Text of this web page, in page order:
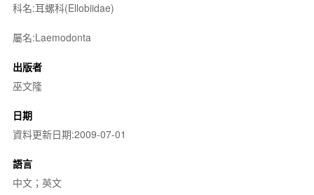
科名:耳螺科(Ellobiidae)
屬名:Laemodonta
出版者
巫文隆
日期
資料更新日期:2009-07-01
語言
中文；英文